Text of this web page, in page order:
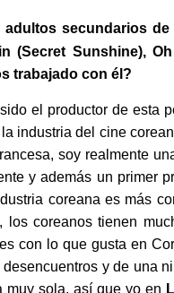
secundarios de
(Secret Sunshine),
trabajado con él?
el productor de esta
industria del cine
soy realmente
y además un primer
coreana es más
los coreanos tienen
con lo que gusta en
y de una
sola, así que yo en